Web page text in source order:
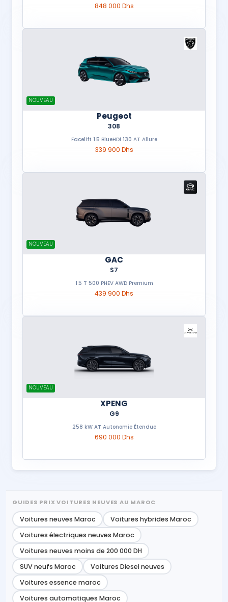
848 000 Dhs
NOUVEAU
Peugeot
308
Facelift 1.5 BlueHDi 130 AT Allure
339 900 Dhs
NOUVEAU
GAC
S7
1.5 T 500 PHEV AWD Premium
439 900 Dhs
NOUVEAU
XPENG
G9
258 kW AT Autonomie Étendue
690 000 Dhs
GUIDES PRIX VOITURES NEUVES AU MAROC
Voitures neuves Maroc
Voitures hybrides Maroc
Voitures électriques neuves Maroc
Voitures neuves moins de 200 000 DH
SUV neufs Maroc
Voitures Diesel neuves
Voitures essence maroc
Voitures automatiques Maroc